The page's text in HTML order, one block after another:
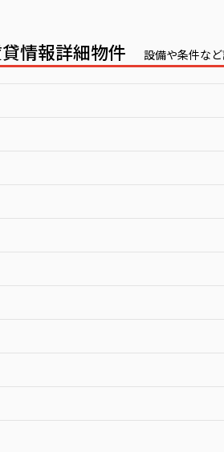
情報詳細物件 設備や条件な